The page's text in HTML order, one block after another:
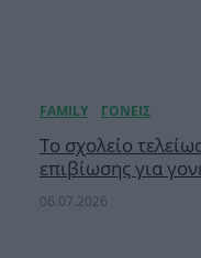
Το σχολείο
επιβίωσης για
06.07.2026